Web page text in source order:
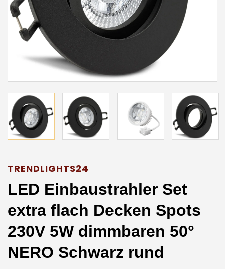
TRENDLIGHTS24
LED Einbaustrahler Set
extra flach Decken Spots
230V 5W dimmbaren 50°
NERO Schwarz rund